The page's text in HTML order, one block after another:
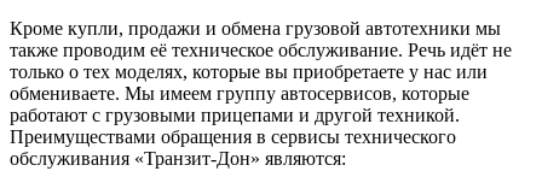
Кроме купли, продажи и обмена грузовой автотехники мы
также проводим её техническое обслуживание. Речь идёт не
только о тех моделях, которые вы приобретаете у нас или
обмениваете. Мы имеем группу автосервисов, которые
работают с грузовыми прицепами и другой техникой.
Преимуществами обращения в сервисы технического
обслуживания «Транзит-Дон» являются: